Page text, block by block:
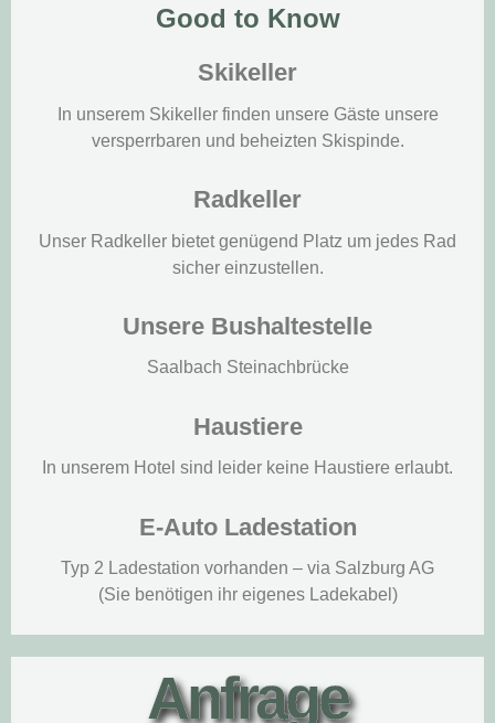
Good to Know
Skikeller
In unserem Skikeller finden unsere Gäste unsere
versperrbaren und beheizten Skispinde.
Radkeller
Unser Radkeller bietet genügend Platz um jedes Rad
sicher einzustellen.
Unsere Bushaltestelle
Saalbach Steinachbrücke
Haustiere
In unserem Hotel sind leider keine Haustiere erlaubt.
E-Auto Ladestation
Typ 2 Ladestation vorhanden – via Salzburg AG
(Sie benötigen ihr eigenes Ladekabel)
Anfrage